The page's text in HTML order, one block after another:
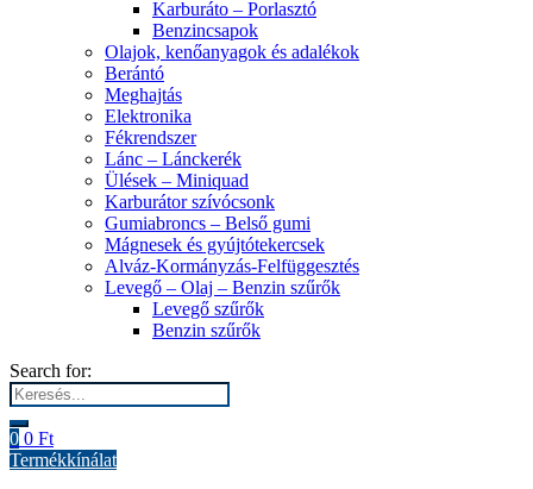
Karburáto – Porlasztó
Benzincsapok
Olajok, kenőanyagok és adalékok
Berántó
Meghajtás
Elektronika
Fékrendszer
Lánc – Lánckerék
Ülések – Miniquad
Karburátor szívócsonk
Gumiabroncs – Belső gumi
Mágnesek és gyújtótekercsek
Alváz-Kormányzás-Felfüggesztés
Levegő – Olaj – Benzin szűrők
Levegő szűrők
Benzin szűrők
Search for:
0 0 Ft
Termékkínálat